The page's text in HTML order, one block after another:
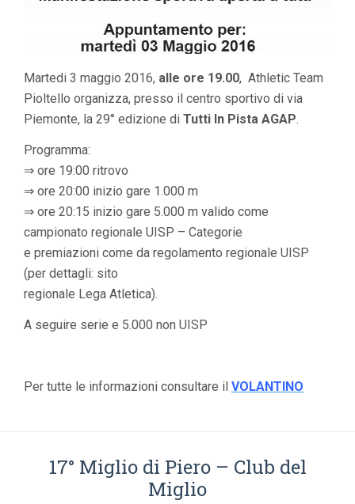
Martedi 3 maggio 2016, alle ore 19.00, Athletic Team
Pioltello organizza, presso il centro sportivo di via
Piemonte, la 29° edizione di Tutti In Pista AGAP.
Programma:
⇒ ore 19:00 ritrovo
⇒ ore 20:00 inizio gare 1.000 m
⇒ ore 20:15 inizio gare 5.000 m valido come
campionato regionale UISP – Categorie
e premiazioni come da regolamento regionale UISP
(per dettagli: sito
regionale Lega Atletica).
A seguire serie e 5.000 non UISP
Per tutte le informazioni consultare il VOLANTINO
17° Miglio di Piero – Club del
Miglio